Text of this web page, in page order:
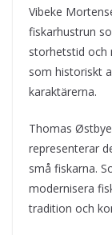
Vibeke
fiskarhustrun
storhetstid och
som historiskt
karaktärerna.
Thomas
representerar
små fiskarna.
modernisera
tradition och